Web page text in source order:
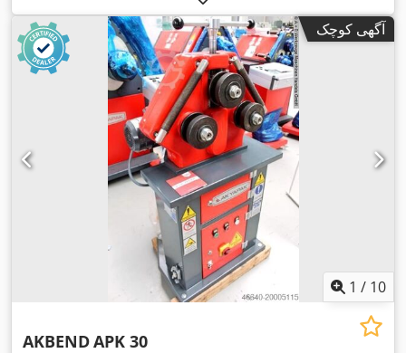
آگهی کوچک
1 / 10
AKBENDAPK 30